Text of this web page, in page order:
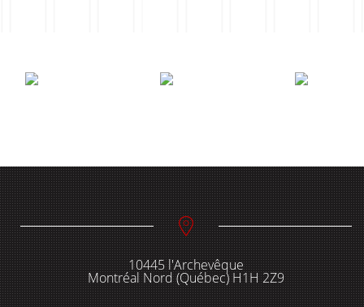
Clôtures Industrielles
Lattes de Plastique
Clôtures Composite
10445 l'Archevêque
Montréal Nord (Québec) H1H 2Z9